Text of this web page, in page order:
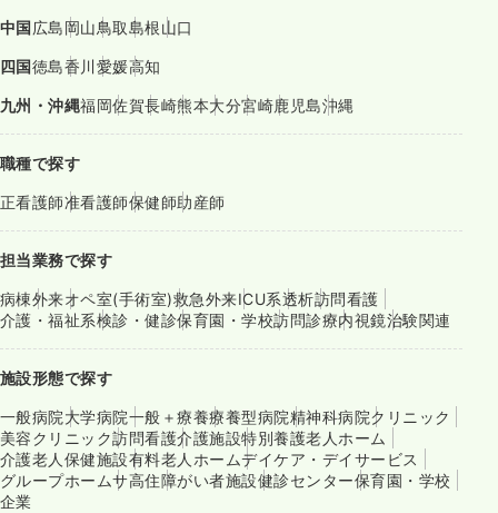
中国広島岡山鳥取島根山口
四国徳島香川愛媛高知
九州・沖縄福岡佐賀長崎熊本大分宮崎鹿児島沖縄
職種で探す
正看護師准看護師保健師助産師
担当業務で探す
病棟外来オペ室(手術室)救急外来ICU系透析訪問看護
介護・福祉系検診・健診保育園・学校訪問診療内視鏡治験関連
施設形態で探す
一般病院大学病院一般＋療養療養型病院精神科病院クリニック
美容クリニック訪問看護介護施設特別養護老人ホーム
介護老人保健施設有料老人ホームデイケア・デイサービス
グループホームサ高住障がい者施設健診センター保育園・学校
企業